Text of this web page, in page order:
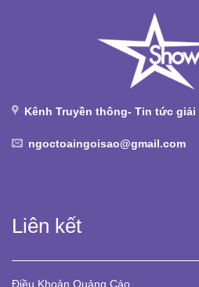
Kênh Truyền thông- Tin tức giải
ngoctoaingoisao@gmail.com
Liên kết
Điều Khoản Quảng Cáo